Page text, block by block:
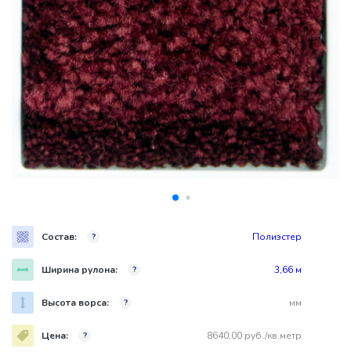
Состав: ? Полиэстер
Ширина рулона: ? 3,66 м
Высота ворса: ? мм
Цена: ? 8640,00 руб./кв.метр